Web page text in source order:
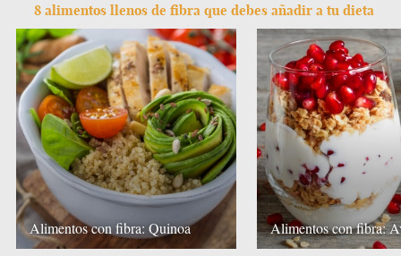
8 alimentos llenos de fibra que debes añadir a tu dieta
Alimentos con fibra: Quinoa Alimentos con fibra: